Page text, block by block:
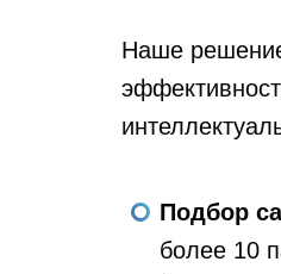
Наше
Подбор
более 10